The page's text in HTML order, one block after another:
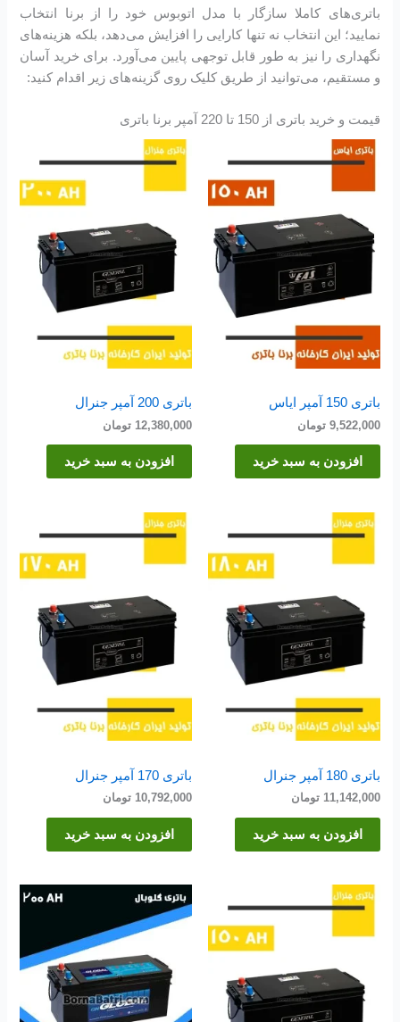
باتری‌های کاملا سازگار با مدل اتوبوس خود را از برنا انتخاب
نمایید؛ این انتخاب نه تنها کارایی را افزایش می‌دهد، بلکه هزینه‌های
نگهداری را نیز به طور قابل توجهی پایین می‌آورد. برای خرید آسان
و مستقیم، می‌توانید از طریق کلیک روی گزینه‌های زیر اقدام کنید:
قیمت و خرید باتری از 150 تا 220 آمپر برنا باتری
باتری 150 آمپر ایاس
9,522,000 تومان
افزودن به سبد خرید
باتری 200 آمپر جنرال
12,380,000 تومان
افزودن به سبد خرید
باتری 180 آمپر جنرال
11,142,000 تومان
افزودن به سبد خرید
باتری 170 آمپر جنرال
10,792,000 تومان
افزودن به سبد خرید